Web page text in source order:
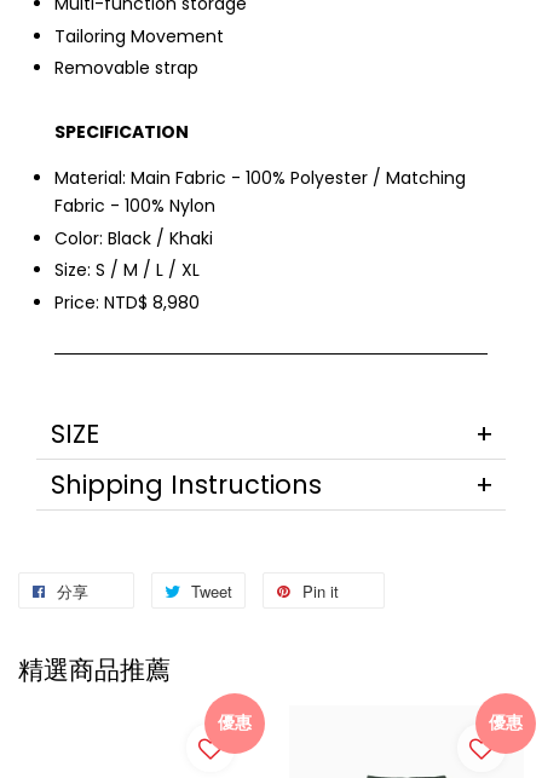
Tailoring Movement
Removable strap
SPECIFICATION
Material: Main Fabric - 100% Polyester / Matching
Fabric - 100% Nylon
Color: Black / Khaki
Size: S / M / L / XL
Price: NTD$ 8,980
SIZE
Shipping Instructions
分享 Tweet Pin it
精選商品推薦
優惠 優惠